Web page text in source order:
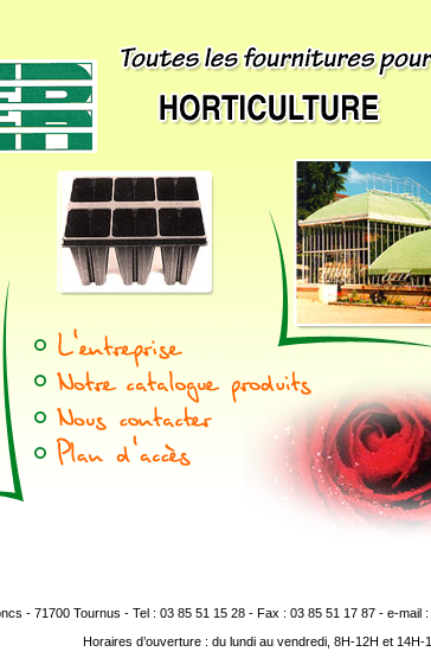
- 71700 Tournus - Tel : 03 85 51 15 28 - Fax : 03 85 51 17 87 - e-mail :
Horaires d’ouverture : du lundi au vendredi, 8H-12H et 14H-